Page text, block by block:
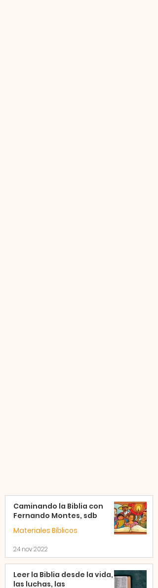
Caminando la Biblia con
Fernando Montes, sdb
Materiales Bíblicos
24 nov 2022
Leer la Biblia desde la vida,
las luchas, las